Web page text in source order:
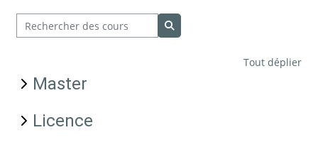
Rechercher des cours
Rechercher des cours
Tout déplier
Master
Licence